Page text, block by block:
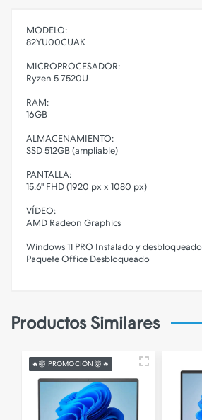
MODELO:
82YU00CUAK
MICROPROCESADOR:
Ryzen 5 7520U
RAM:
16GB
ALMACENAMIENTO:
SSD 512GB (ampliable)
PANTALLA:
15.6'' FHD (1920 px x 1080 px)
VÍDEO:
AMD Radeon Graphics
Windows 11 PRO Instalado y desbloqueado
Paquete Office Desbloqueado
Productos Similares
🔥🤯 PROMOCIÓN 🤯🔥